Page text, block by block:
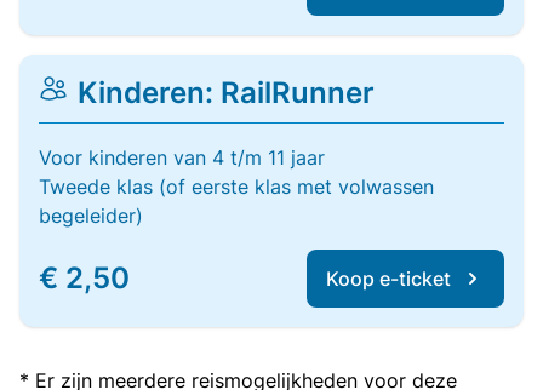
Kinderen: RailRunner
Voor kinderen van 4 t/m 11 jaar
Tweede klas (of eerste klas met volwassen
begeleider)
€ 2,50 Koop e-ticket
* Er zijn meerdere reismogelijkheden voor deze